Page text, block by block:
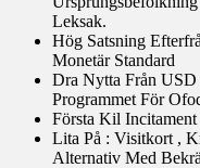
Leksak.
Hög Satsning
Monetär Standard
Dra Nytta Från
Programmet För
Första Kil
Lita På : Visitkort ,
Alternativ Med